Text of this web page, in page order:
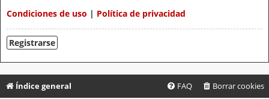
Condiciones de uso | Política de privacidad
Registrarse
Índice general Borrar cookies
FAQ